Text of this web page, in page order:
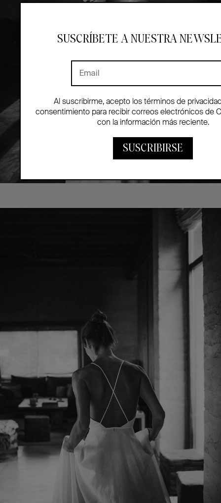
SUSCRÍBETE A NUESTRA
Al suscribirme, acepto los términos de
consentimiento para recibir correos electrónicos de
con la información más reciente.
SUSCRIBIRSE